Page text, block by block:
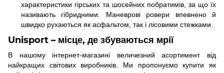
характеристики гірських та шосейних побратимів, за що їх
називають гібридними. Маневрові ровери впевнено й
швидко рухаються як асфальтом, так і лісовими стежками.
Unisport – місце, де збуваються мрії
В нашому інтернет-магазині величезний асортимент від
найкращих світових виробників. Ми пропонуємо купити як